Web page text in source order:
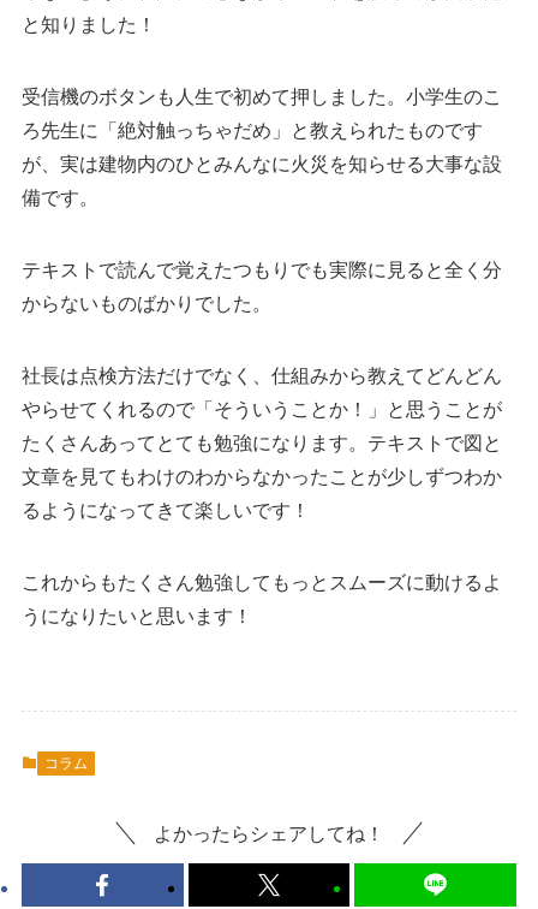
と知りました！
受信機のボタンも人生で初めて押しました。小学生のこ
ろ先生に「絶対触っちゃだめ」と教えられたものです
が、実は建物内のひとみんなに火災を知らせる大事な設
備です。
テキストで読んで覚えたつもりでも実際に見ると全く分
からないものばかりでした。
社長は点検方法だけでなく、仕組みから教えてどんどん
やらせてくれるので「そういうことか！」と思うことが
たくさんあってとても勉強になります。テキストで図と
文章を見てもわけのわからなかったことが少しずつわか
るようになってきて楽しいです！
これからもたくさん勉強してもっとスムーズに動けるよ
うになりたいと思います！
コラム
よかったらシェアしてね！